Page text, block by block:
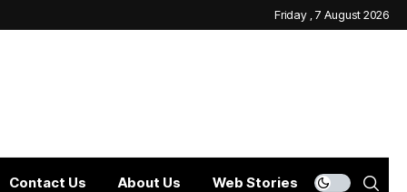
Friday , 7 August 2026
Contact Us About Us Web Stories